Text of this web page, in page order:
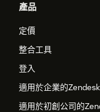
產品
定價
整合工具
登入
適用於企業的Zendesk
適用於初創公司的